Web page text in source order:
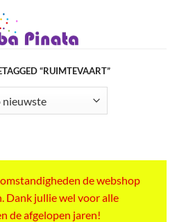
“RUIMTEVAART”
de webshop
Dank jullie wel voor alle
de afgelopen jaren!